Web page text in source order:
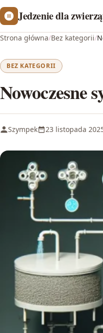
Jedzenie dla
Strona główna/Bez kategorii/
BEZ KATEGORII
Nowoczesne
Szympek 23 listopada